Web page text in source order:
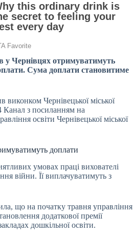
у Чернівцях отримуватимуть
Сума доплати становитиме
виконком Чернівецької міської
Канал з посиланням на
освіти Чернівецької міської
доплати
умовах праці вихователі
війни. Її виплачуватимуть з
що на початку травня управління
додаткової премії
дошкільної освіти.